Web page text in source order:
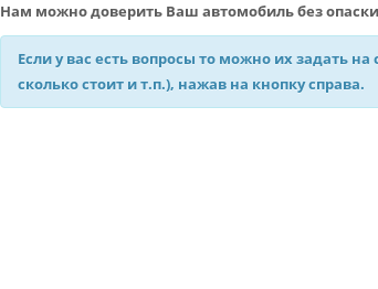
Нам можно доверить Ваш автомобиль без
Если у вас есть вопросы то можно их задать на
сколько стоит и т.п.), нажав на кнопку справа.